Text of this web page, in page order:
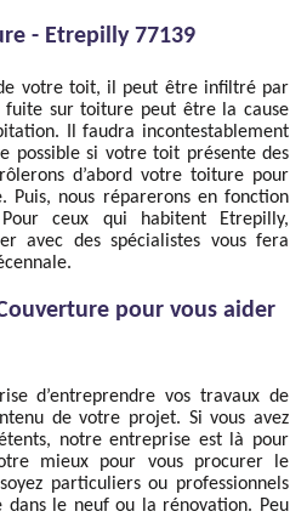
- Etrepilly 77139
votre toit, il peut être infiltré par
fuite sur toiture peut être la cause
Il faudra incontestablement
possible si votre toit présente des
d’abord votre toiture pour
Puis, nous réparerons en fonction
ceux qui habitent Etrepilly,
avec des spécialistes vous fera
Couverture pour vous aider
d’entreprendre vos travaux de
de votre projet. Si vous avez
notre entreprise est là pour
mieux pour vous procurer le
particuliers ou professionnels
le neuf ou la rénovation. Peu